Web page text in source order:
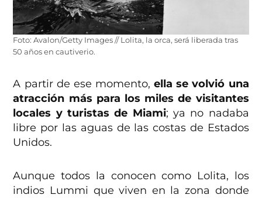
Foto: Avalon/Getty Images // Lolita, la orca, será liberada tras
50 años en cautiverio.
A partir de ese momento,ella se volvió una
atracción más para los miles de visitantes
locales y turistas de Miami; ya no nadaba
libre por las aguas de las costas de Estados
Unidos.
Aunque todos la conocen como Lolita, los
indios Lummi que viven en la zona donde